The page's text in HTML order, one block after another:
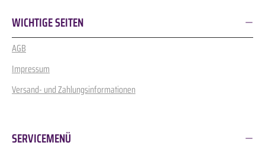
WICHTIGE SEITEN
AGB
Impressum
Versand- und Zahlungsinformationen
SERVICEMENÜ